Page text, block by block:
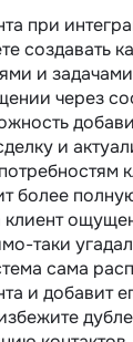
при
создавать
и
через
и
более
клиент
таки
сама
и добавит